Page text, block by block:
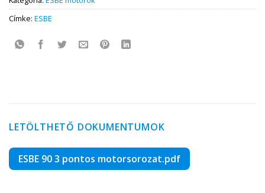
Címke: ESBE
LETÖLTHETŐ DOKUMENTUMOK
ESBE 90 3 pontos motorsorozat.pdf